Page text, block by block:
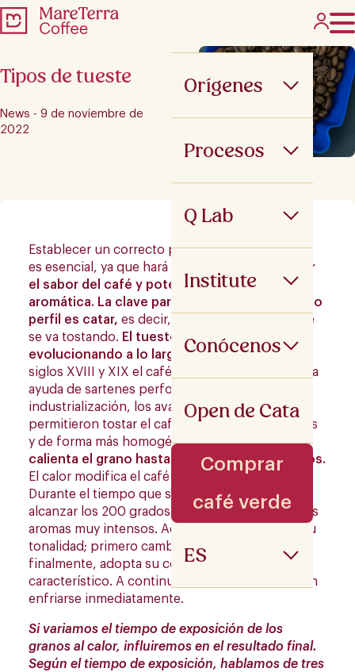
Orígenes
Procesos
Q Lab
Institute
Conócenos
Open de Cata
Comprar
café verde
ES
Tipos de tueste
News - 9 de noviembre de
2022
Establecer un correcto perfil de tueste del café
es esencial, ya que hará que podamos
optimizar
el sabor del café y potenciar su faceta
aromática. La clave para encontrar un correcto
perfil es catar, es decir, ir probando el café que
se va tostando. El tueste del café ha ido
evolucionando a lo largo de los años.En los
siglos XVIII y XIX el café verde era tostado con la
ayuda de sartenes perforadas. Ya con la
industrialización, los avances tecnológicos
permitieron tostar el café en grandes cantidades
y de forma más homogénea.En el tueste, se
calienta el grano hasta alcanzar los 100 grados.
El calor modifica el café y empieza a dorarse.
Durante el tiempo que se va tostando hasta
alcanzar los 200 grados, el café desprende unos
aromas muy intensos. Además, va cambiando su
tonalidad; primero cambia a color amarillo y,
finalmente, adopta su color castaño tan
característico. A continuación, los granos deben
enfriarse inmediatamente.
Si variamos el tiempo de exposición de los
granos al calor, influiremos en el resultado final.
Según el tiempo de exposición, hablamos de tres